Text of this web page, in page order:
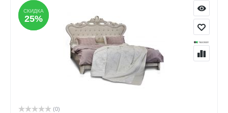
СКИДКА
25%
СКИДКА
25%
(0)